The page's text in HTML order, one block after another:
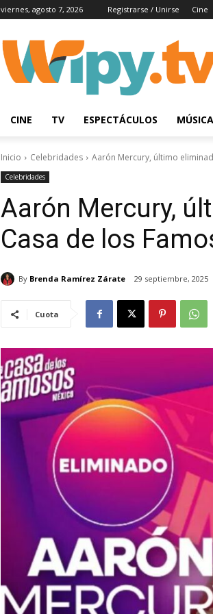
viernes, agosto 7, 2026 Registrarse / Unirse Cine
CINE TV ESPECTÁCULOS MÚSICA
Inicio Celebridades Aarón Mercury, último
Celebridades
Aarón Mercury,
Casa de los
By Brenda Ramírez Zárate 29 septiembre, 2025
Cuota